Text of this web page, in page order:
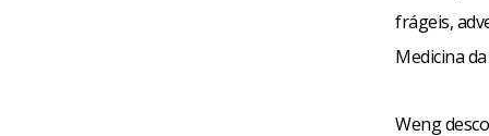
frágeis,
Medicina
Weng